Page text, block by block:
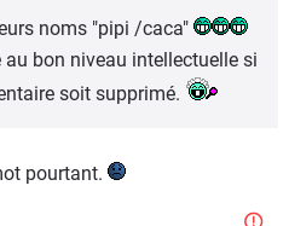
noms "pipi /caca"
bon niveau intellectuelle si
soit supprimé.
pourtant.